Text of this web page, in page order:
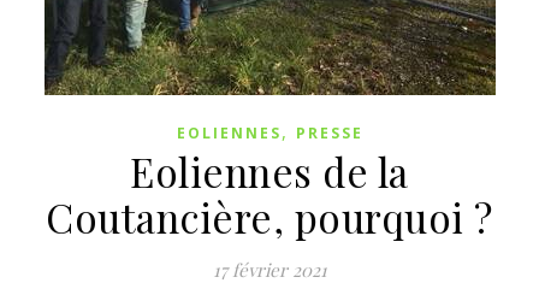
EOLIENNES, PRESSE
Eoliennes de la
Coutancière, pourquoi ?
17 février 2021